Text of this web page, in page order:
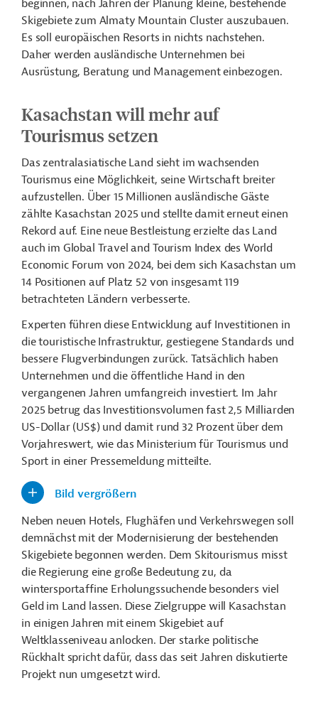
beginnen, nach Jahren der Planung kleine, bestehende
Skigebiete zum Almaty Mountain Cluster auszubauen.
Es soll europäischen Resorts in nichts nachstehen.
Daher werden ausländische Unternehmen bei
Ausrüstung, Beratung und Management einbezogen.
Kasachstan will mehr auf
Tourismus setzen
Das zentralasiatische Land sieht im wachsenden
Tourismus eine Möglichkeit, seine Wirtschaft breiter
aufzustellen. Über 15 Millionen ausländische Gäste
zählte Kasachstan 2025 und stellte damit erneut einen
Rekord auf. Eine neue Bestleistung erzielte das Land
auch im Global Travel and Tourism Index des World
Economic Forum von 2024, bei dem sich Kasachstan um
14 Positionen auf Platz 52 von insgesamt 119
betrachteten Ländern verbesserte.
Experten führen diese Entwicklung auf Investitionen in
die touristische Infrastruktur, gestiegene Standards und
bessere Flugverbindungen zurück. Tatsächlich haben
Unternehmen und die öffentliche Hand in den
vergangenen Jahren umfangreich investiert. Im Jahr
2025 betrug das Investitionsvolumen fast 2,5 Milliarden
US-Dollar (US$) und damit rund 32 Prozent über dem
Vorjahreswert, wie das Ministerium für Tourismus und
Sport in einer Pressemeldung mitteilte.
Bild vergrößern
Neben neuen Hotels, Flughäfen und Verkehrswegen soll
demnächst mit der Modernisierung der bestehenden
Skigebiete begonnen werden. Dem Skitourismus misst
die Regierung eine große Bedeutung zu, da
wintersportaffine Erholungssuchende besonders viel
Geld im Land lassen. Diese Zielgruppe will Kasachstan
in einigen Jahren mit einem Skigebiet auf
Weltklasseniveau anlocken. Der starke politische
Rückhalt spricht dafür, dass das seit Jahren diskutierte
Projekt nun umgesetzt wird.